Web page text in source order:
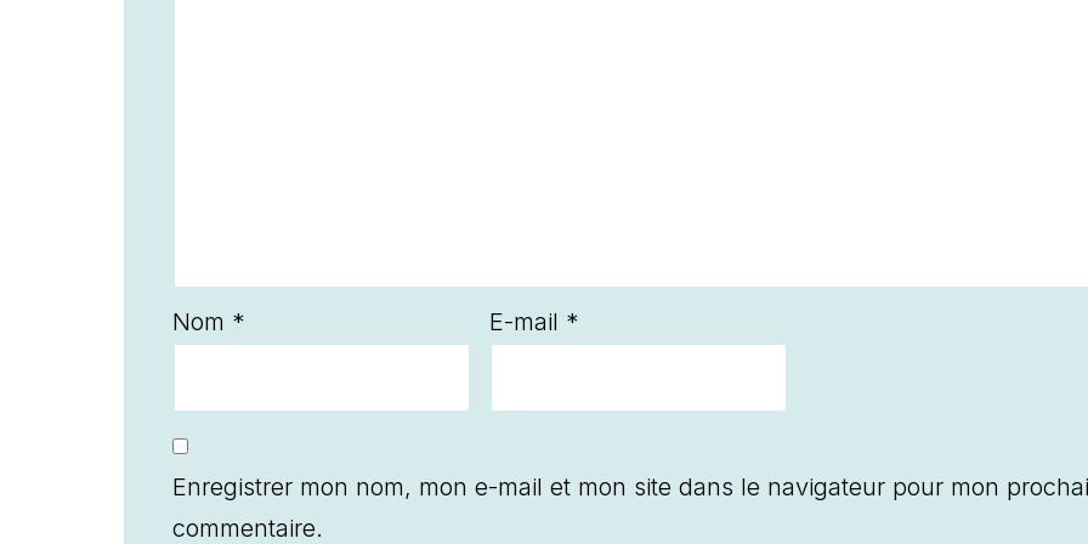
Nom * E-mail *
Enregistrer mon nom, mon e-mail et mon site dans le navigateur pour mon
commentaire.